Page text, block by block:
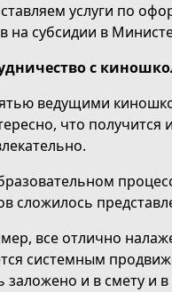
услуги по
на субсидии в
с
ведущими
что
сложилось
все отлично
системным
и в смету и в